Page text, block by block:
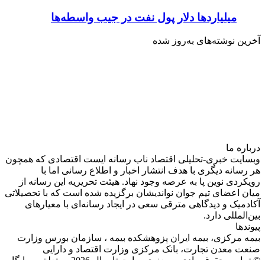
میلیاردها دلار پول نفت در جیب واسطه‌ها
آخرین نوشته‌های‌ به‌روز شده
درباره‌ ما
وبسایت خبری-تحلیلی اقتصاد ناب رسانه‌ ایست اقتصادی که همچون
هر رسانه دیگری با هدف انتشار اخبار و اطلاع رسانی اما با
رویکردی نوین پا به عرصه وجود نهاد. هیئت تحریریه این رسانه از
میان اعضای تیم جوان نواندیشان برگزیده شده است که با تحصیلاتی
آکادمیک و دیدگاهی‌ مترقی سعی در ایجاد رسانه‌ای با معیار‌های
بین‌المللی دارد.
پیوندها
بیمه مرکزی، بیمه ایران پزوهشکده بیمه ، سازمان بورس وزارت
صنعت معدن تجارت، بانک مرکزی وزارت اقتصاد و دارایی